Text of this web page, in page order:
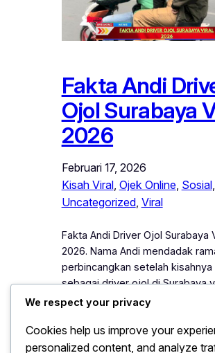
Fakta Andi
Ojol Surabaya
2026
Februari 17, 2026
Kisah Viral, Ojek Online, Sosial
Uncategorized, Viral
Fakta Andi Driver Ojol Surabaya
2026. Nama Andi mendadak
perbincangkan setelah kisahnya
sebagai driver ojol di Surabaya
pada 2026. Pria sederhana ini
kepeduliannya terhadap
Setiap hari, ia berkeliling kota
We respect your privacy
Cookies help us improve your
personalized content, and analyze